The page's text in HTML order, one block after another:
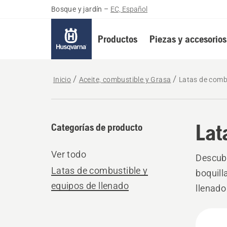
Bosque y jardín – EC, Español
Productos Piezas y accesorios
Inicio Aceite, combustible y Grasa Latas de
Categorías de producto
Ver todo
Latas de combustible y
equipos de llenado